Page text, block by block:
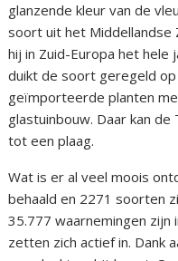
glanzende kleur van de
soort uit het Middellandse
hij in Zuid-Europa het
duikt de soort geregeld
geïmporteerde planten
glastuinbouw. Daar kan
tot een plaag.
Wat is er al veel moois
behaald en 2271 soorten
35.777 waarnemingen
zetten zich actief in. Dank